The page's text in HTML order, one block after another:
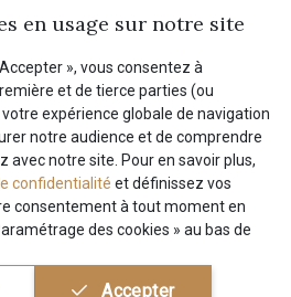
International
FR EN
vente Politique de confidentialité
en usage sur notre site
», vous consentez à
et de tierce parties (ou
expérience globale de navigation
notre audience et de comprendre
avec notre site. Pour en savoir plus,
confidentialité et définissez vos
consentement à tout moment en
des cookies » au bas de
Accepter